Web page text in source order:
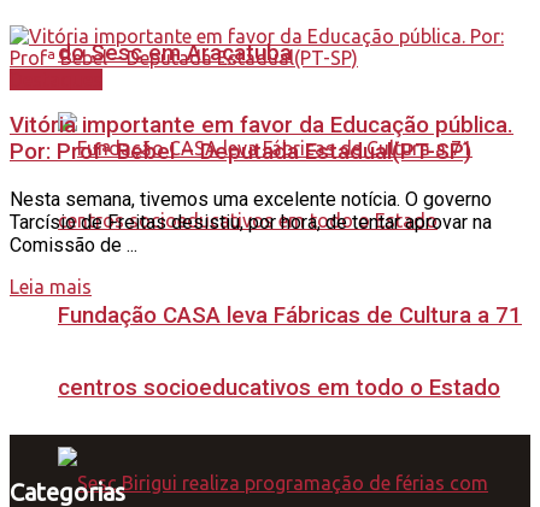
do Sesc em Araçatuba
Fundação CASA leva Fábricas de Cultura a 71
centros socioeducativos em todo o Estado
Vitória importante em favor da Educação pública.
Por: Profª Bebel – Deputada Estadual(PT-SP)
Nesta semana, tivemos uma excelente notícia. O governo
Tarcísio de Freitas desistiu, por hora, de tentar aprovar na
Comissão de ...
Leia mais
Categorias